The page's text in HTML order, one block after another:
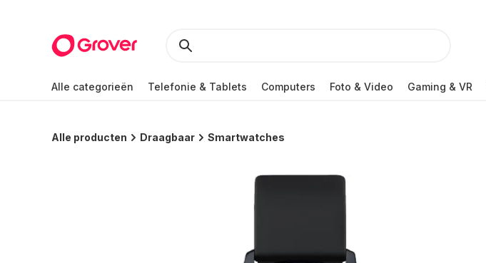
Alle categorieën Telefonie & Tablets Computers Foto & Video Gaming & VR
Alle producten Draagbaar Smartwatches